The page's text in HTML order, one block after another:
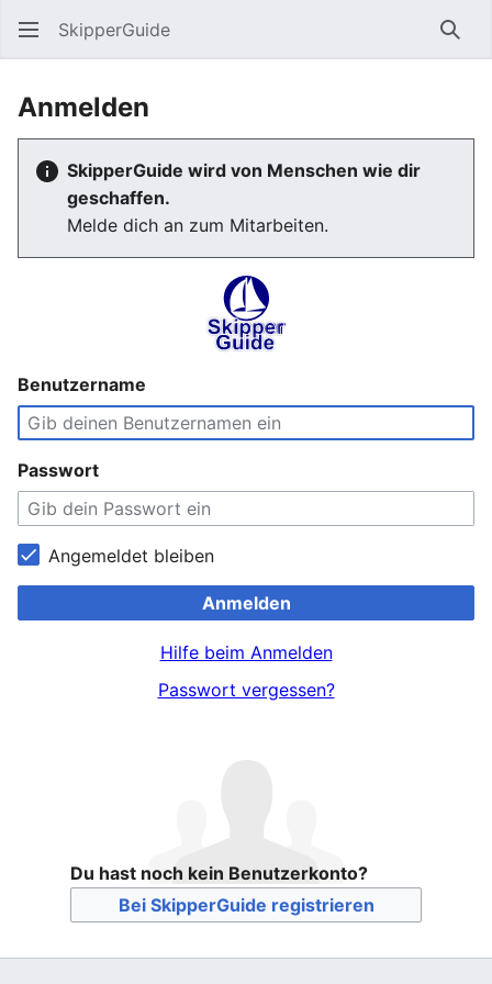
SkipperGuide
Anmelden
SkipperGuide wird von Menschen wie dir
geschaffen.
Melde dich an zum Mitarbeiten.
Benutzername
Passwort
Angemeldet bleiben
Anmelden
Hilfe beim Anmelden
Passwort vergessen?
Du hast noch kein Benutzerkonto?
Bei SkipperGuide registrieren